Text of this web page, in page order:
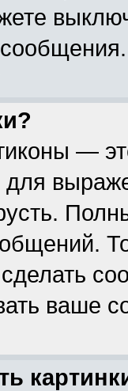
сообщения.
—
сделать
ваше